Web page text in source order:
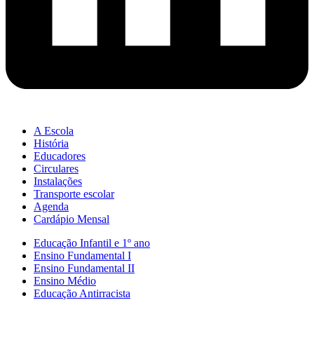
A Escola
História
Educadores
Circulares
Instalações
Transporte escolar
Agenda
Cardápio Mensal
Educação Infantil e 1º ano
Ensino Fundamental I
Ensino Fundamental II
Ensino Médio
Educação Antirracista